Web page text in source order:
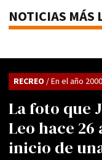
NOTICIAS MÁS
La foto que
Leo hace
inicio de
RECREO / En el año 2000